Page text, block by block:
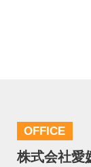
OFFICE
株式会社